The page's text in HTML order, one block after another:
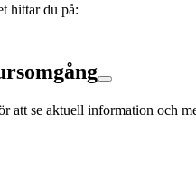
hittar du på:
att se aktuell information och